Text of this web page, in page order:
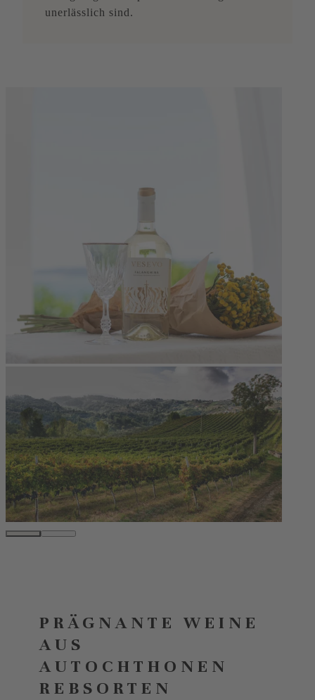
unerlässlich sind.
PRÄGNANTE WEINE
AUS
AUTOCHTHONEN
REBSORTEN